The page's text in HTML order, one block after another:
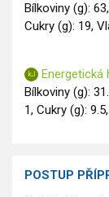
Bílkoviny (g):
Cukry (g): 19,
Energetická
Bílkoviny (g):
1, Cukry (g):
POSTUP